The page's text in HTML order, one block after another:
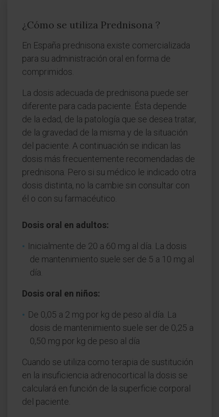
¿Cómo se utiliza Prednisona ?
En España prednisona existe comercializada
para su administración oral en forma de
comprimidos.
La dosis adecuada de prednisona puede ser
diferente para cada paciente. Ésta depende
de la edad, de la patología que se desea tratar,
de la gravedad de la misma y de la situación
del paciente. A continuación se indican las
dosis más frecuentemente recomendadas de
prednisona. Pero si su médico le indicado otra
dosis distinta, no la cambie sin consultar con
él o con su farmacéutico.
Dosis oral en adultos:
Inicialmente de 20 a 60 mg al día. La dosis
de mantenimiento suele ser de 5 a 10 mg al
día.
Dosis oral en niños:
De 0,05 a 2 mg por kg de peso al día. La
dosis de mantenimiento suele ser de 0,25 a
0,50 mg por kg de peso al día
Cuando se utiliza como terapia de sustitución
en la insuficiencia adrenocortical la dosis se
calculará en función de la superficie corporal
del paciente.